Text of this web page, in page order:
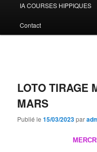
contenu
IA COURSES HIPPIQUES
Contact
LOTO TIRAGE
MARS
Publié le15/03/2023par